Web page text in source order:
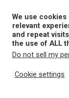
content
Home A
We use
relevant
and repeat
the use of ALL
Do not sell my
Cookie settings